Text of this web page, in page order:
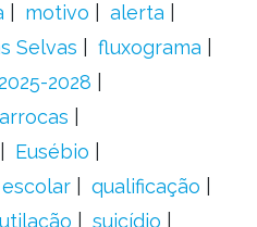
motivo
alerta
Selvas
fluxograma
2028
Eusébio
qualificação
suicídio